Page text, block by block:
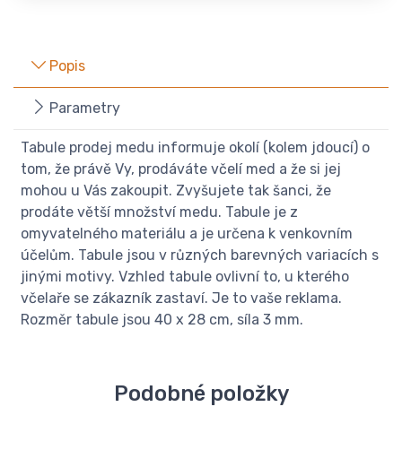
Popis
Parametry
Tabule prodej medu informuje okolí (kolem jdoucí) o
tom, že právě Vy, prodáváte včelí med a že si jej
mohou u Vás zakoupit. Zvyšujete tak šanci, že
prodáte větší množství medu. Tabule je z
omyvatelného materiálu a je určena k venkovním
účelům. Tabule jsou v různých barevných variacích s
jinými motivy. Vzhled tabule ovlivní to, u kterého
včelaře se zákazník zastaví. Je to vaše reklama.
Rozměr tabule jsou 40 x 28 cm, síla 3 mm.
Podobné položky